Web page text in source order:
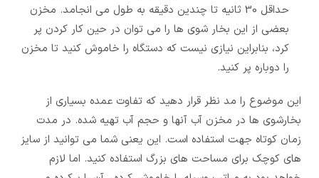
حداقل 30 ثانیه تا چندین دقیقه به طول می انجامد. مخزن
بعضی از این بخار شوی ها را می توان در حین کار کردن پر
کرد، بنابراین نیازی نیست که دستگاه را خاموش کنید تا مخزن
را دوباره پر کنید.
این موضوع را مد نظر قرار دهید که تفاوت عمده بسیاری از
بخارشوی ها در مخزن آب آنها و حجم آب تهیه شده. در مدت
زمان کوتاه جهت استفاده است. این یعنی شما می توانید از سایز
های کوچک برای مساحت های بزرگ استفاده کنید. اما لازم